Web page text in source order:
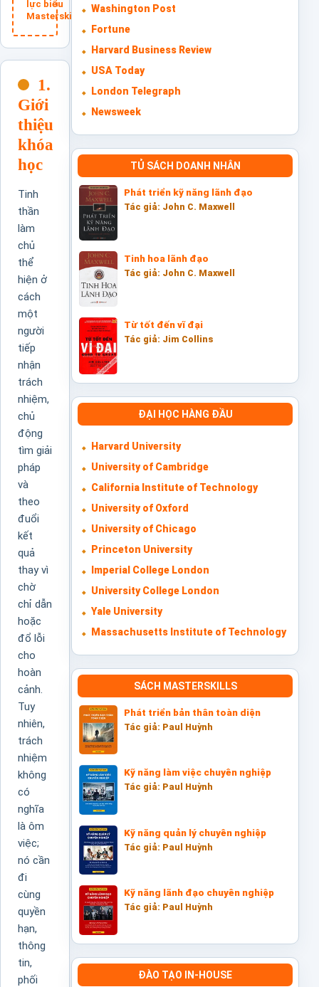
lực
Masterskills
biểu
1.
Giới
thiệu
khóa
học
Tinh
thần
làm
chủ
thể
hiện ở
cách
một
người
tiếp
nhận
trách
nhiệm,
chủ
động
tìm giải
pháp
và
theo
đuổi
kết
quả
thay vì
chờ
chỉ dẫn
hoặc
đổ lỗi
cho
hoàn
cảnh.
Tuy
nhiên,
trách
nhiệm
không
có
nghĩa
là ôm
việc;
nó cần
đi
cùng
quyền
hạn,
thông
tin,
phối
Washington Post
Fortune
Harvard Business Review
USA Today
London Telegraph
Newsweek
TỦ SÁCH DOANH NHÂN
Phát triển kỹ năng lãnh đạo
Tác giả: John C. Maxwell
Tinh hoa lãnh đạo
Tác giả: John C. Maxwell
Từ tốt đến vĩ đại
Tác giả: Jim Collins
ĐẠI HỌC HÀNG ĐẦU
Harvard University
University of Cambridge
California Institute of Technology
University of Oxford
University of Chicago
Princeton University
Imperial College London
University College London
Yale University
Massachusetts Institute of Technology
SÁCH MASTERSKILLS
Phát triển bản thân toàn diện
Tác giả: Paul Huỳnh
Kỹ năng làm việc chuyên nghiệp
Tác giả: Paul Huỳnh
Kỹ năng quản lý chuyên nghiệp
Tác giả: Paul Huỳnh
Kỹ năng lãnh đạo chuyên nghiệp
Tác giả: Paul Huỳnh
ĐÀO TẠO IN-HOUSE